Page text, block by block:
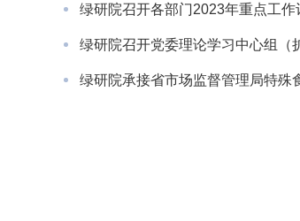
绿研院召开各部门2023年重点工作